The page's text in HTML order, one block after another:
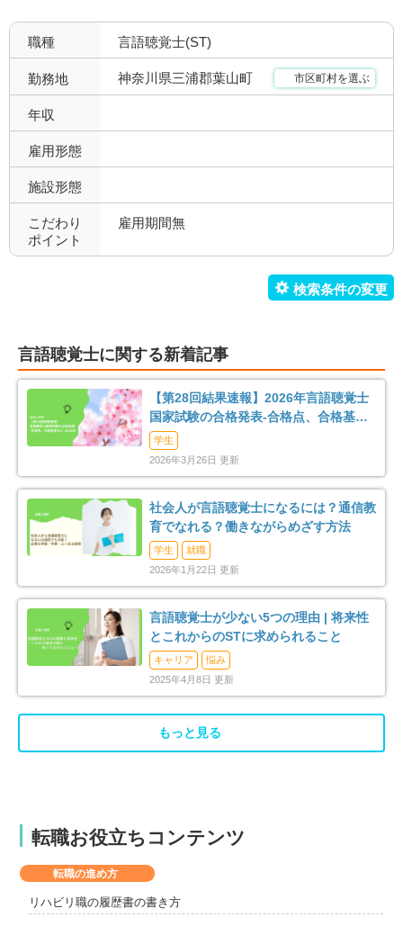
福利厚生充実 1 社会保険完備 1
昇給あり 退職金あり
寮あり 0
試用期間有
職場環境充実
1
車通勤可 1 転居のサポート充実
リハスタッフ複数在籍 経営が安定している 1
管理職募集 0
職種 言語聴覚士(ST)
勤務地 神奈川県三浦郡葉山町 市区町村を選ぶ
年収
雇用形態
施設形態
こだわり
ポイント
雇用期間無
言語聴覚士に関する新着記事
【第28回結果速報】2026年言語聴覚士
国家試験の合格発表-合格点、合格基
準、合格率など-
学生
2026年3月26日 更新
社会人が言語聴覚士になるには？通信教
育でなれる？働きながらめざす方法
学生
就職
2026年1月22日 更新
言語聴覚士が少ない5つの理由 | 将来性
とこれからのSTに求められること
キャリア
悩み
2025年4月8日 更新
もっと見る
転職お役立ちコンテンツ
転職の進め方
リハビリ職の履歴書の書き方